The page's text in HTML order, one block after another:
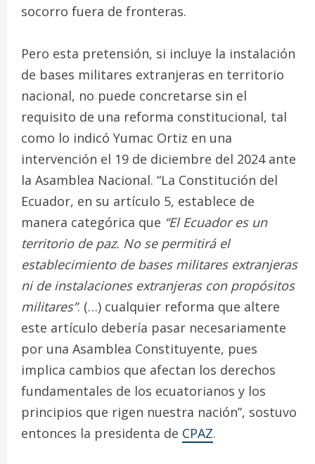
socorro fuera de fronteras.
Pero esta pretensión, si incluye la instalación
de bases militares extranjeras en territorio
nacional, no puede concretarse sin el
requisito de una reforma constitucional, tal
como lo indicó Yumac Ortiz en una
intervención el 19 de diciembre del 2024 ante
la Asamblea Nacional. “La Constitución del
Ecuador, en su artículo 5, establece de
manera categórica que “El Ecuador es un
territorio de paz. No se permitirá el
establecimiento de bases militares extranjeras
ni de instalaciones extranjeras con propósitos
militares”. (…) cualquier reforma que altere
este artículo debería pasar necesariamente
por una Asamblea Constituyente, pues
implica cambios que afectan los derechos
fundamentales de los ecuatorianos y los
principios que rigen nuestra nación”, sostuvo
entonces la presidenta de CPAZ.